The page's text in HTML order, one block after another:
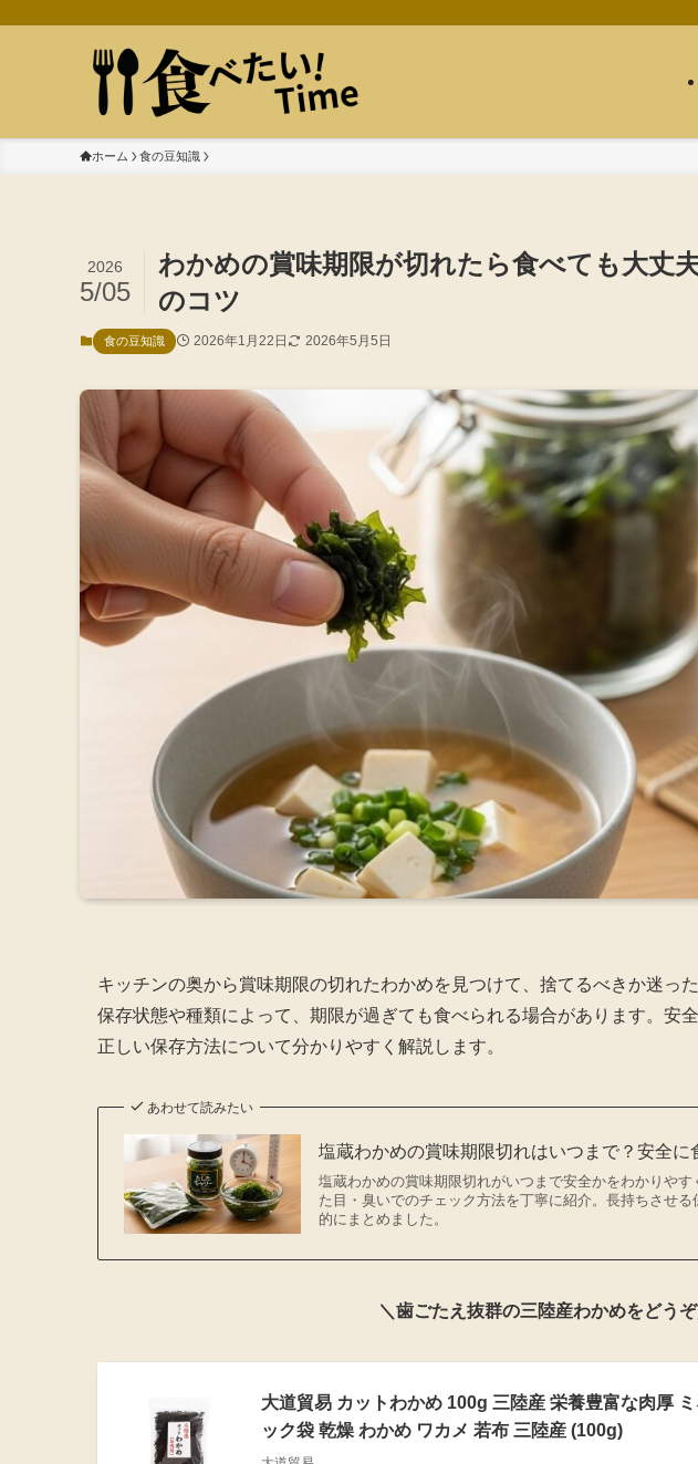
ホーム 食の豆知識
わかめの賞味期限が切れたら食べても大丈
のコツ
2026
5/05
食の豆知識 2026年1月22日 2026年5月5日
キッチンの奥から賞味期限の切れたわかめを見つけて、捨てるべきか迷っ
保存状態や種類によって、期限が過ぎても食べられる場合があります。安
正しい保存方法について分かりやすく解説します。
あわせて読みたい
塩蔵わかめの賞味期限切れはいつまで？安全に
塩蔵わかめの賞味期限切れがいつまで安全かをわかりや
た目・臭いでのチェック方法を丁寧に紹介。長持ちさせ
的にまとめました。
＼歯ごたえ抜群の三陸産わかめをどう
大道貿易 カットわかめ 100g 三陸産 栄養豊富な肉厚
ック袋 乾燥 わかめ ワカメ 若布 三陸産 (100g)